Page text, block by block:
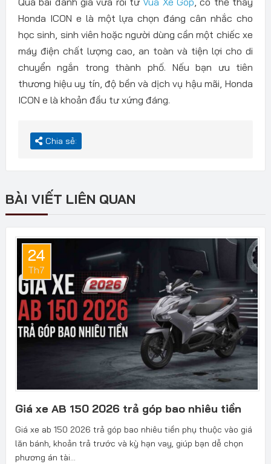
Honda ICON e là một lựa chọn đáng cân nhắc cho
học sinh, sinh viên hoặc người dùng cần một chiếc xe
máy điện chất lượng cao, an toàn và tiện lợi cho di
chuyển ngắn trong thành phố. Nếu bạn ưu tiên
thương hiệu uy tín, độ bền và dịch vụ hậu mãi, Honda
ICON e là khoản đầu tư xứng đáng.
Chia sẻ:
BÀI VIẾT LIÊN QUAN
24
Th7
Giá xe AB 150 2026 trả góp bao nhiêu tiền
Giá xe ab 150 2026 trả góp bao nhiêu tiền phụ thuộc vào giá
lăn bánh, khoản trả trước và kỳ hạn vay, giúp bạn dễ chọn
phương án tài...